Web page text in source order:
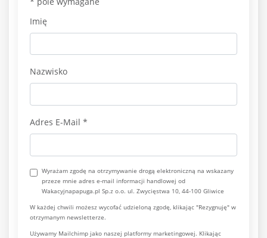
Imię
Nazwisko
Adres E-Mail *
Wyrażam zgodę na otrzymywanie drogą elektroniczną na wskazany
przeze mnie adres e-mail informacji handlowej od
Wakacyjnapapuga.pl Sp.z o.o. ul. Zwycięstwa 10, 44-100 Gliwice
W każdej chwili możesz wycofać udzieloną zgodę, klikając "Rezygnuję" w
otrzymanym newsletterze.
Używamy Mailchimp jako naszej platformy marketingowej. Klikając